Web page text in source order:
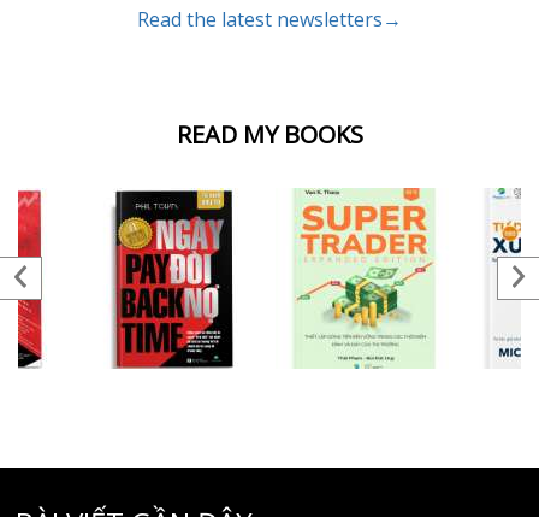
READ MY BOOKS
Read the latest newsletters→